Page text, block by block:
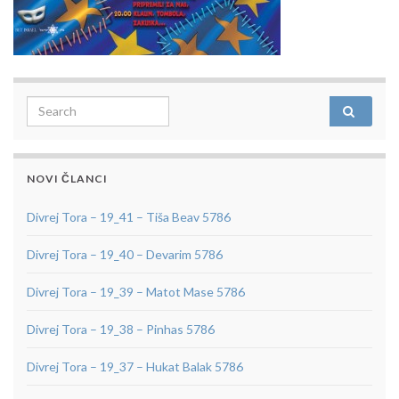
Search for:
NOVI ČLANCI
Divrej Tora – 19_41 – Tiša Beav 5786
Divrej Tora – 19_40 – Devarim 5786
Divrej Tora – 19_39 – Matot Mase 5786
Divrej Tora – 19_38 – Pinhas 5786
Divrej Tora – 19_37 – Hukat Balak 5786